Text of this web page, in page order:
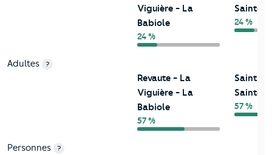
Viguière - La
Babiole
24 %
Sainte-
24 %
Adultes ?
Revaute - La
Viguière - La
Babiole
57 %
Saint-
Sainte-
57 %
Personnes
?